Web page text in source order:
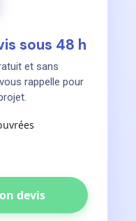
sous 48 h
et sans
rappelle pour
devis